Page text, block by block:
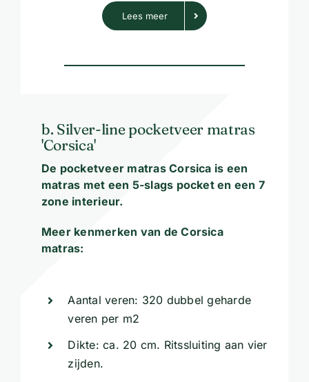
Lees meer
b. Silver-line pocketveer matras
'Corsica'
De pocketveer matras Corsica is een
matras met een 5-slags pocket en een 7
zone interieur.
Meer kenmerken van de Corsica
matras:
Aantal veren: 320 dubbel geharde
veren per m2
Dikte: ca. 20 cm. Ritssluiting aan vier
zijden.